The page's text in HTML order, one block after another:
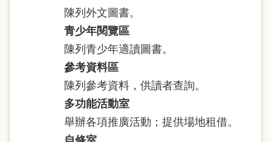
陳列外文圖書。
青少年閱覽區
陳列青少年適讀圖書。
參考資料區
陳列參考資料，供讀者查詢。
多功能活動室
舉辦各項推廣活動；提供場地租借。